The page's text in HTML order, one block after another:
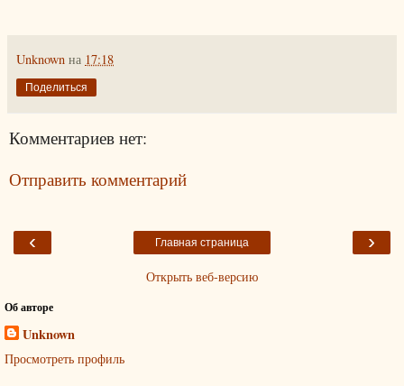
Unknown на 17:18
Поделиться
Комментариев нет:
Отправить комментарий
‹ ›
Главная страница
Открыть веб-версию
Об авторе
Unknown
Просмотреть профиль